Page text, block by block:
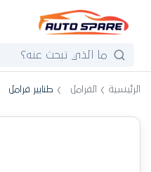
الرئيسية الفرامل طنابير فرامل